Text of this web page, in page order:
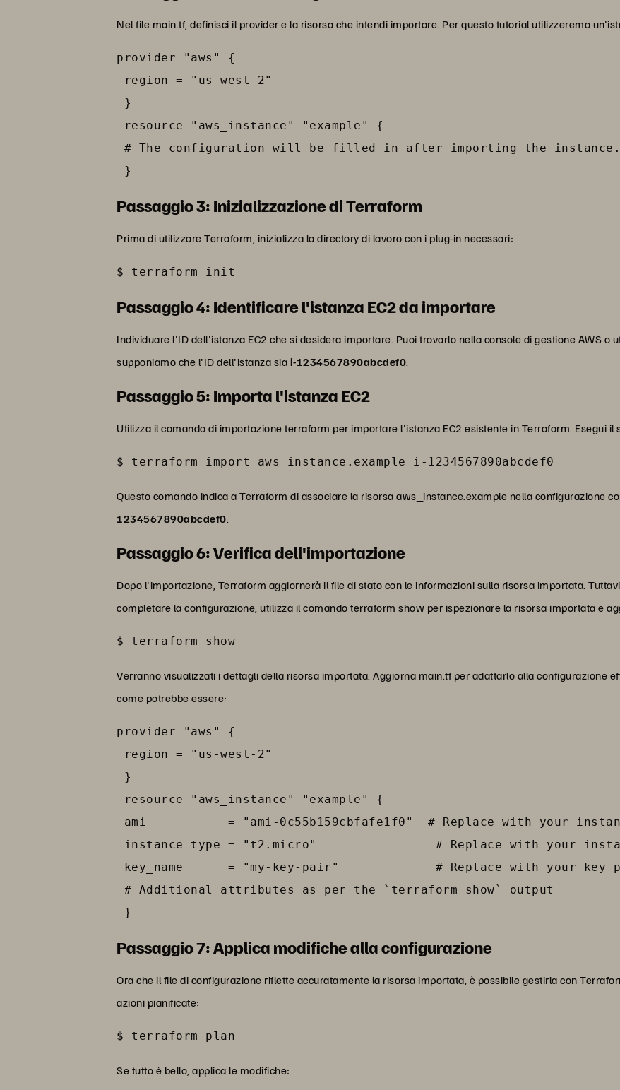
Nel file main.tf, definisci il provider e la risorsa che intendi importare. Per questo tutorial utilizzeremo
provider "aws" {
region = "us-west-2"
}
resource "aws_instance" "example" {
# The configuration will be filled in after importing the instance.
}
Passaggio 3: Inizializzazione di Terraform
Prima di utilizzare Terraform, inizializza la directory di lavoro con i plug-in necessari:
$ terraform init
Passaggio 4: Identificare l'istanza EC2 da importare
Individuare l'ID dell'istanza EC2 che si desidera importare. Puoi trovarlo nella console di gestione AWS o
supponiamo che l'ID dell'istanza sia i-1234567890abcdef0.
Passaggio 5: Importa l'istanza EC2
Utilizza il comando di importazione terraform per importare l'istanza EC2 esistente in Terraform. Esegui
$ terraform import aws_instance.example i-1234567890abcdef0
Questo comando indica a Terraform di associare la risorsa aws_instance.example nella configurazione
1234567890abcdef0.
Passaggio 6: Verifica dell'importazione
Dopo l'importazione, Terraform aggiornerà il file di stato con le informazioni sulla risorsa importata.
completare la configurazione, utilizza il comando terraform show per ispezionare la risorsa importata e
$ terraform show
Verranno visualizzati i dettagli della risorsa importata. Aggiorna main.tf per adattarlo alla configurazione
come potrebbe essere:
provider "aws" {
region = "us-west-2"
}
resource "aws_instance" "example" {
ami           = "ami-0c55b159cbfafe1f0"  # Replace with your
instance_type = "t2.micro"                # Replace with your
key_name      = "my-key-pair"             # Replace with your key
# Additional attributes as per the `terraform show` output
}
Passaggio 7: Applica modifiche alla configurazione
Ora che il file di configurazione riflette accuratamente la risorsa importata, è possibile gestirla con
azioni pianificate:
$ terraform plan
Se tutto è bello, applica le modifiche: